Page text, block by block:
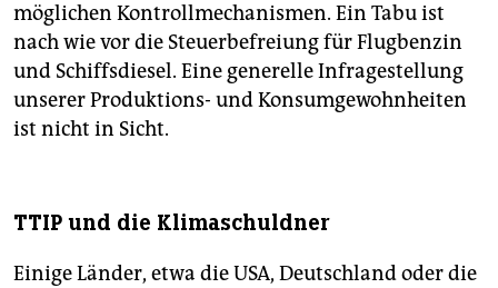
möglichen Kontrollmechanismen. Ein Tabu ist
nach wie vor die Steuerbefreiung für Flugbenzin
und Schiffsdiesel. Eine generelle Infragestellung
unserer Produktions- und Konsumgewohnheiten
ist nicht in Sicht.
TTIP und die Klimaschuldner
Einige Länder, etwa die USA, Deutschland oder die